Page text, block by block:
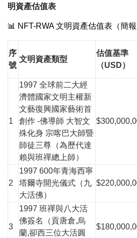
明資產估值表
📊 NFT-RWA 文明資產估值表（簡報
序
號
文明資產類型
估值基準
（USD）
1
1997 全球前二大經
濟體國家文明主權新
文藝復興國家藝術首
創作 -佛導師 大智文
殊化身 宗喀巴大師暨
師徒三尊（為歷代達
賴與班禪總上師）
2
1997 600年青海西寧
塔爾寺開光儀式（九
大活佛）
3
1997 班禪與八大活
佛簽名（貢唐倉,烏
蘭,卻西三位大活圓